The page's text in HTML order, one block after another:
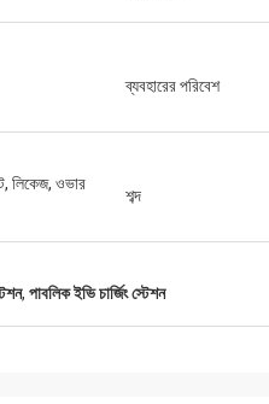
ব্যবহারের পরিবেশ
লিকেজ, ওভার
শব্দ
, পাবলিক ইভি চার্জিং স্টেশন